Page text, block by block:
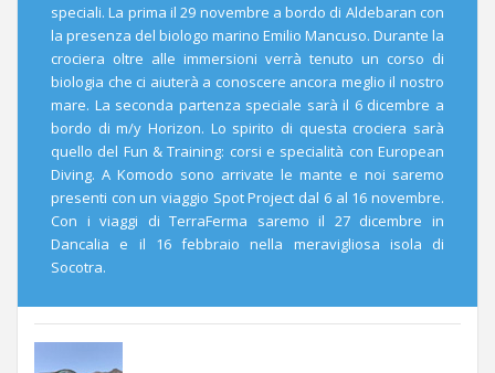
speciali. La prima il 29 novembre a bordo di Aldebaran con
la presenza del biologo marino Emilio Mancuso. Durante la
crociera oltre alle immersioni verrà tenuto un corso di
biologia che ci aiuterà a conoscere ancora meglio il nostro
mare. La seconda partenza speciale sarà il 6 dicembre a
bordo di m/y Horizon. Lo spirito di questa crociera sarà
quello del Fun & Training: corsi e specialità con European
Diving. A Komodo sono arrivate le mante e noi saremo
presenti con un viaggio Spot Project dal 6 al 16 novembre.
Con i viaggi di TerraFerma saremo il 27 dicembre in
Dancalia e il 16 febbraio nella meravigliosa isola di
Socotra.